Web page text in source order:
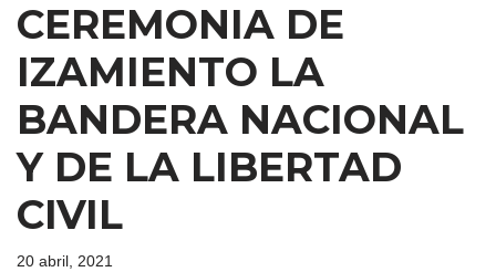
CEREMONIA DE
IZAMIENTO LA
BANDERA NACIONAL
Y DE LA LIBERTAD
CIVIL
20 abril, 2021